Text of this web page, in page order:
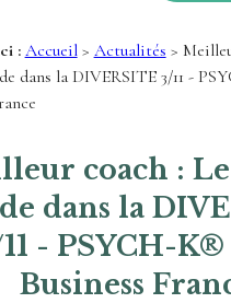
: Accueil> Actualités >
dans la DIVERSITE 3/11 -
coach : Le
dans la
- PSYCH-K®
Business